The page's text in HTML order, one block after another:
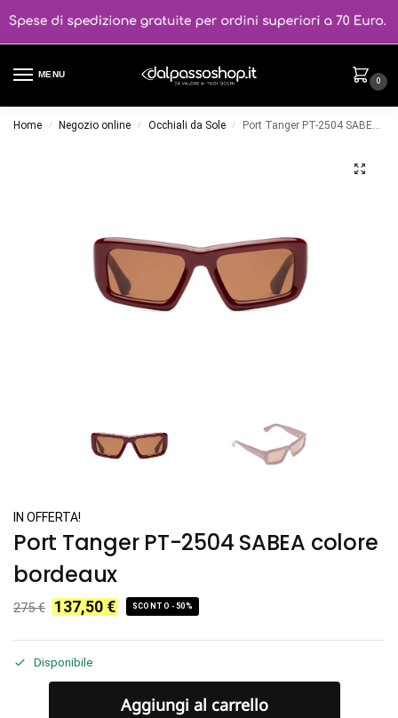
MENU
0
Home / Negozio online / Occhiali da Sole / Port Tanger PT-2504 SABEA colore bordeaux
IN OFFERTA!
Port Tanger PT-2504 SABEA colore
bordeaux
275€ 137,50 € SCONTO -50%
Disponibile
Aggiungi al carrello